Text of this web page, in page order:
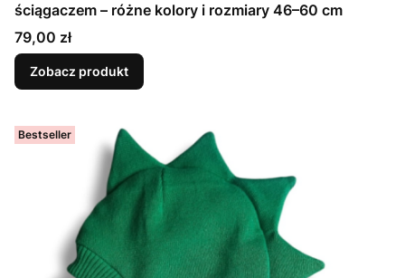
ściągaczem – różne kolory i rozmiary 46–60 cm
Cena
79,00 zł
Zobacz produkt
Bestseller